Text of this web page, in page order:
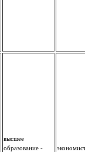
высшее
образование -